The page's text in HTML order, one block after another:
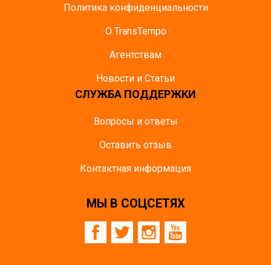
Политика конфиденциальности
О TransTempo
Агентствам
Новости и Статьи
СЛУЖБА ПОДДЕРЖКИ
Вопросы и ответы
Оставить отзыв
Контактная информация
МЫ В СОЦСЕТЯХ